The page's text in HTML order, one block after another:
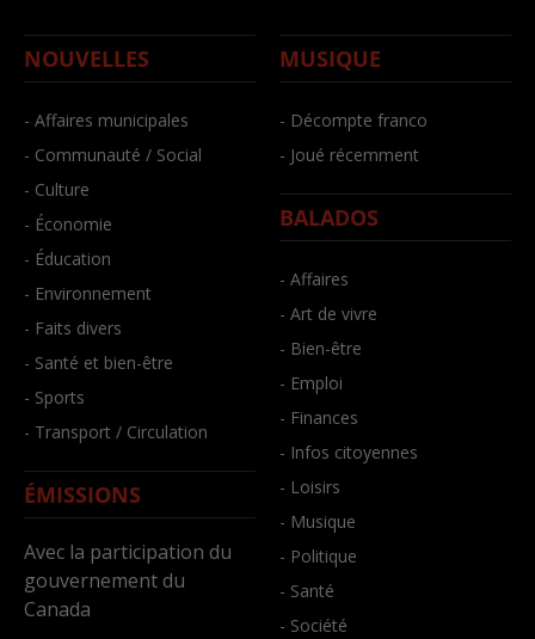
NOUVELLES
- Affaires municipales
- Communauté / Social
- Culture
- Économie
- Éducation
- Environnement
- Faits divers
- Santé et bien-être
- Sports
- Transport / Circulation
ÉMISSIONS
Avec la participation du
gouvernement du
Canada
MUSIQUE
- Décompte franco
- Joué récemment
BALADOS
- Affaires
- Art de vivre
- Bien-être
- Emploi
- Finances
- Infos citoyennes
- Loisirs
- Musique
- Politique
- Santé
- Société